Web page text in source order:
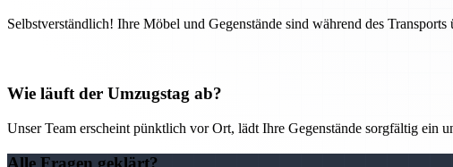
Selbstverständlich! Ihre Möbel und Gegenstände sind während des Transports
Wie läuft der Umzugstag ab?
Unser Team erscheint pünktlich vor Ort, lädt Ihre Gegenstände sorgfältig ein
Alle Fragen geklärt?